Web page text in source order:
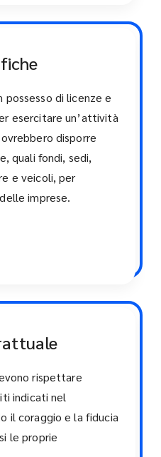
possesso di licenze e
esercitare un’attività
disporre
quali fondi, sedi,
e veicoli, per
imprese.
rispettare
indicati nel
il coraggio e la fiducia
le proprie